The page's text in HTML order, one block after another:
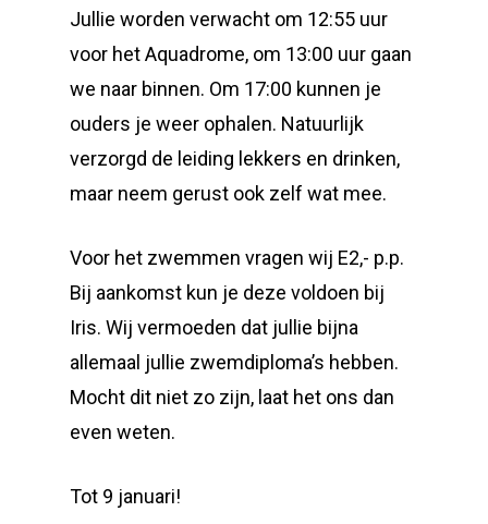
Jullie worden verwacht om 12:55 uur
voor het Aquadrome, om 13:00 uur gaan
we naar binnen. Om 17:00 kunnen je
ouders je weer ophalen. Natuurlijk
verzorgd de leiding lekkers en drinken,
maar neem gerust ook zelf wat mee.
Voor het zwemmen vragen wij E2,- p.p.
Bij aankomst kun je deze voldoen bij
Iris. Wij vermoeden dat jullie bijna
allemaal jullie zwemdiploma’s hebben.
Mocht dit niet zo zijn, laat het ons dan
even weten.
Tot 9 januari!